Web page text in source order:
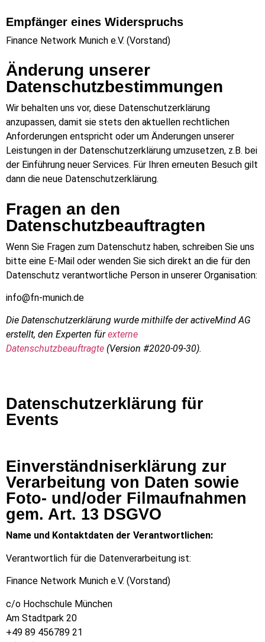
Empfänger eines Widerspruchs
Finance Network Munich e.V. (Vorstand)
Änderung unserer
Datenschutzbestimmungen
Wir behalten uns vor, diese Datenschutzerklärung
anzupassen, damit sie stets den aktuellen rechtlichen
Anforderungen entspricht oder um Änderungen unserer
Leistungen in der Datenschutzerklärung umzusetzen, z.B. bei
der Einführung neuer Services. Für Ihren erneuten Besuch gilt
dann die neue Datenschutzerklärung.
Fragen an den
Datenschutzbeauftragten
Wenn Sie Fragen zum Datenschutz haben, schreiben Sie uns
bitte eine E-Mail oder wenden Sie sich direkt an die für den
Datenschutz verantwortliche Person in unserer Organisation:
info@fn-munich.de
Die Datenschutzerklärung wurde mithilfe der activeMind AG
erstellt, den Experten fürexterne
Datenschutzbeauftragte (Version #2020-09-30).
Datenschutzerklärung für
Events
Einverständniserklärung zur
Verarbeitung von Daten sowie
Foto- und/oder Filmaufnahmen
gem. Art. 13 DSGVO
Name und Kontaktdaten der Verantwortlichen:
Verantwortlich für die Datenverarbeitung ist:
Finance Network Munich e.V. (Vorstand)
c/o Hochschule München
Am Stadtpark 20
+49 89 456789 21